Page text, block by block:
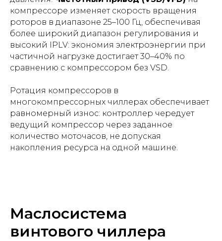
компрессоре изменяет скорость вращения
роторов в диапазоне 25–100 Гц, обеспечивая
более широкий диапазон регулирования и
высокий IPLV: экономия электроэнергии при
частичной нагрузке достигает 30–40% по
сравнению с компрессором без VSD.
Ротация компрессоров в
многокомпрессорных чиллерах обеспечивает
равномерный износ: контроллер чередует
ведущий компрессор через заданное
количество моточасов, не допуская
накопления ресурса на одной машине.
Маслосистема
винтового чиллера